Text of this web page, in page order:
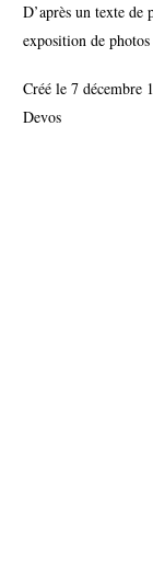
D’après un texte de
exposition de
Créé le 7 décembre
Devos